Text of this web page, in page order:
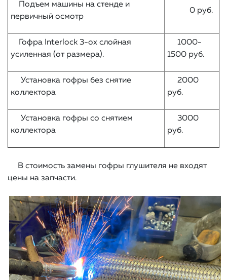
Подъем машины на стенде и
первичный осмотр
0 руб.
Гофра Interlock 3-ох слойная
усиленная (от размера).
1000-
1500 руб.
Установка гофры без снятие
коллектора
2000
руб.
Установка гофры со снятием
коллектора
3000
руб.
В стоимость замены гофры глушителя не входят
цены на запчасти.